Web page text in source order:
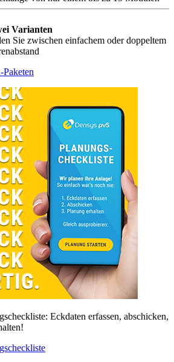
Varianten
Sie zwischen einfachem oder doppeltem
Eckdaten erfassen, abschicken,